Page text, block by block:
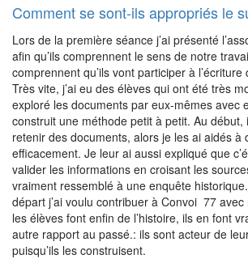
Comment se sont-ils appropriés le
Lors de la première séance j’ai présenté
afin qu’ils comprennent le sens de notre
comprennent qu’ils vont participer à l’écriture
Très vite, j’ai eu des élèves qui ont été très
exploré les documents par eux-mêmes avec
construit une méthode petit à petit. Au début,
retenir des documents, alors je les ai aidés à
efficacement. Je leur ai aussi expliqué que
valider les informations en croisant les
vraiment ressemblé à une enquête historique.
départ j’ai voulu contribuer à Convoi 77
les élèves font enfin de l’histoire, ils en font
autre rapport au passé.: ils sont acteur de
puisqu’ils les construisent.